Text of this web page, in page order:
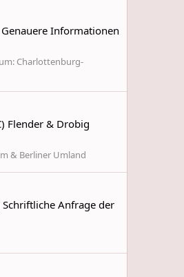
Informationen
Charlottenburg-
Flender & Drobig
& Berliner Umland
Anfrage der